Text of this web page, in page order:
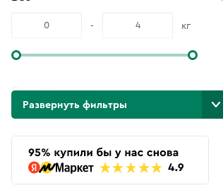
- кг
Подкатегории
Городские 160
Вело рюкзаки 40
Развернуть фильтры